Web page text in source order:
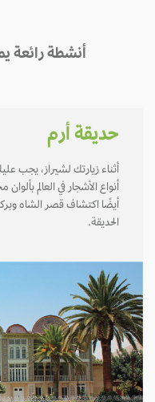
أنشطة رائعة
حديقة أرم
أثناء زيارتك لشيراز، يجب
أنواع الأشجار في العالم بألوان
أيضًا اكتشاف قصر الشاه وبركة
الحديقة.